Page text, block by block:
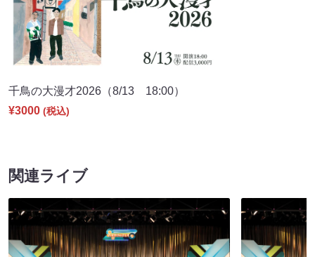
千鳥の大漫才2026（8/13 18:00）
¥3000 (税込)
関連ライブ